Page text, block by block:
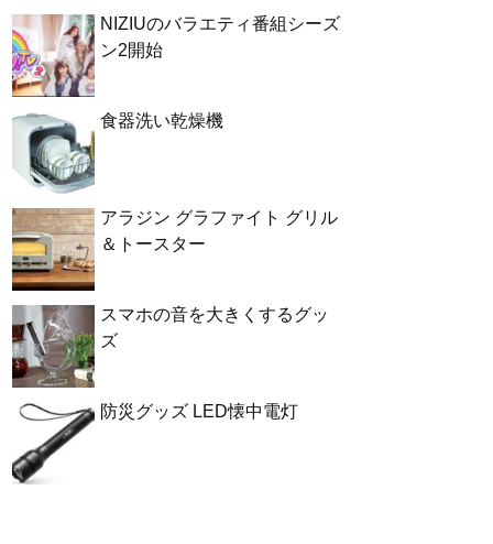
NIZIUのバラエティ番組シーズ
ン2開始
食器洗い乾燥機
アラジン グラファイト グリル
＆トースター
スマホの音を大きくするグッ
ズ
防災グッズ LED懐中電灯